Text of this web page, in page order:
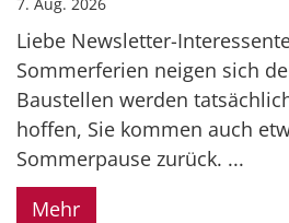
Liebe Newsletter-
Sommerferien neigen sich
Baustellen werden
hoffen, Sie kommen auch
Sommerpause zurück. ...
Mehr